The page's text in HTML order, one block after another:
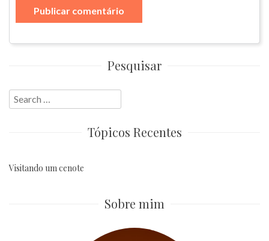
Pesquisar
Search
for:
Tópicos Recentes
Visitando um cenote
Sobre mim